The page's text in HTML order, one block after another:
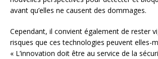
avant qu’elles ne causent des dommages.
Cependant, il convient également de rester
risques que ces technologies peuvent elles-
« L’innovation doit être au service de la